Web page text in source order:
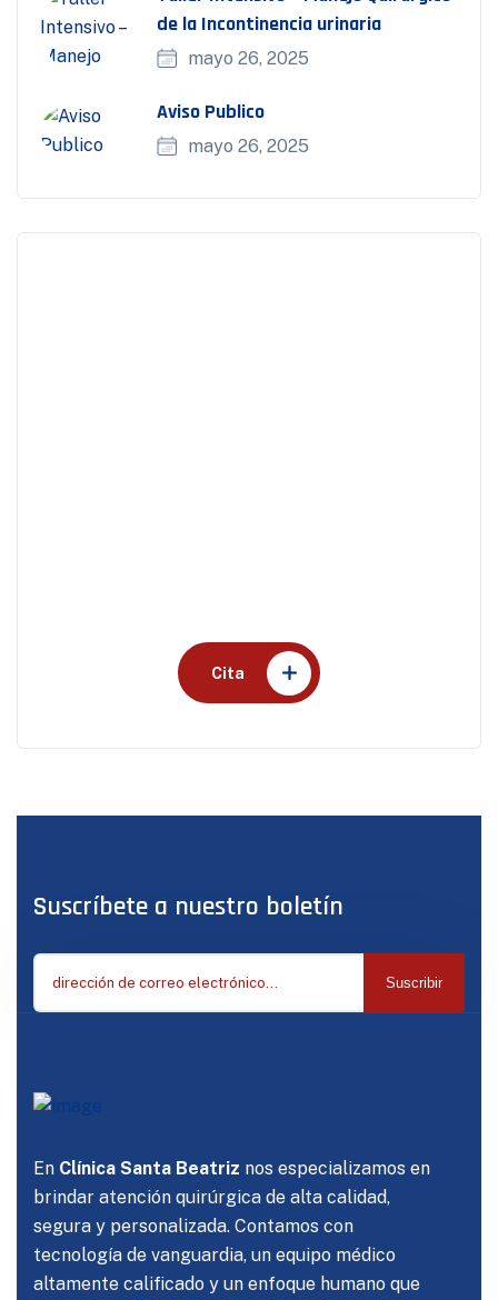
de la Incontinencia urinaria
mayo 26, 2025
Aviso Publico
mayo 26, 2025
Cita
Suscríbete a nuestro boletín
Suscribir
En Clínica Santa Beatriz nos especializamos en
brindar atención quirúrgica de alta calidad,
segura y personalizada. Contamos con
tecnología de vanguardia, un equipo médico
altamente calificado y un enfoque humano que